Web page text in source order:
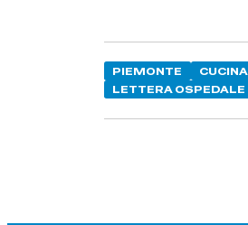
PIEMONTE CUCINA
LETTERA OSPEDALE